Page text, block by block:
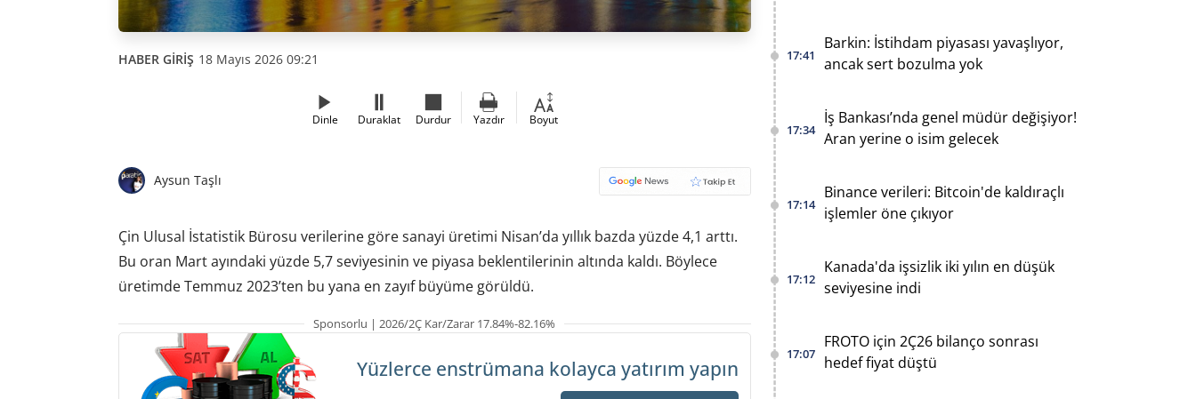
HABER GİRİŞ 18 Mayıs 2026 09:21
Dinle Duraklat Durdur Yazdır Boyut
Aysun Taşlı
Çin Ulusal İstatistik Bürosu verilerine göre sanayi üretimi Nisan’da yıllık bazda yüzde 4,1 arttı.
Bu oran Mart ayındaki yüzde 5,7 seviyesinin ve piyasa beklentilerinin altında kaldı. Böylece
üretimde Temmuz 2023’ten bu yana en zayıf büyüme görüldü.
Sponsorlu | 2026/2Ç Kar/Zarar 17.84%-82.16%
Yüzlerce enstrümana kolayca yatırım yapın
17:41
Barkin: İstihdam piyasası yavaşlıyor,
ancak sert bozulma yok
17:34
İş Bankası’nda genel müdür değişiyor!
Aran yerine o isim gelecek
17:14
Binance verileri: Bitcoin'de kaldıraçlı
işlemler öne çıkıyor
17:12
Kanada'da işsizlik iki yılın en düşük
seviyesine indi
17:07
FROTO için 2Ç26 bilanço sonrası
hedef fiyat düştü